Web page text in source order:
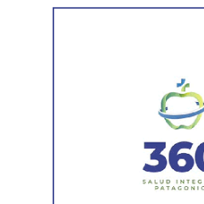
investigación que continúa bajo